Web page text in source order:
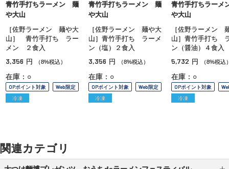
青竹手打ちラーメン 麺
や大山
［佐野ラーメン 麺や大
山］ 青竹手打ち ラー
メン ２食入
3,356 円 （8%税込）
在庫：○
OPポイント対象
Web限定
冷凍
青竹手打ちラーメン 麺
や大山
［佐野ラーメン 麺や大
山］青竹手打ち ラーメ
ン（塩）２食入
3,356 円 （8%税込）
在庫：○
OPポイント対象
Web限定
冷凍
青竹手打ちラー
や大山
［佐野ラーメン
山］青竹手打ち
ン（醤油）４食入
5,732 円 （8%税込
在庫：○
OPポイント対象
冷凍
関連カテゴリ